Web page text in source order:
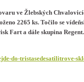
ve Žlebských
2265 ks. Točilo se
Fart a dále skupina Regent.
do-tristasedesatilitrove-